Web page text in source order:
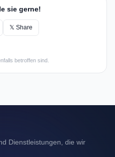
sie gerne!
𝕏 Share
betroffen sind.
Dienstleistungen, die wir